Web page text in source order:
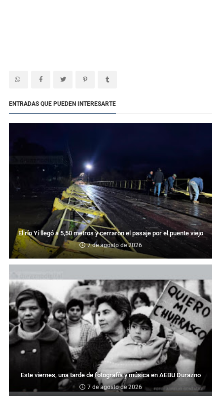
ENTRADAS QUE PUEDEN INTERESARTE
El río Yí llegó a 5,50 metros y cerraron el pasaje por el puente viejo
7 de agosto de 2026
Este viernes, una tarde de fotografía y música en AEBU Durazno
7 de agosto de 2026